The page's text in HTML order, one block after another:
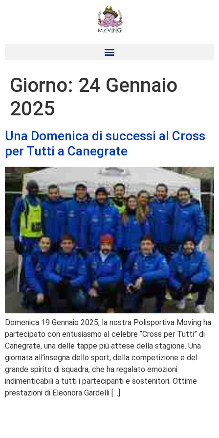
Giorno: 24 Gennaio
2025
Una Domenica di successi al Cross
per Tutti a Canegrate
Domenica 19 Gennaio 2025, la nostra Polisportiva Moving ha
partecipato con entusiasmo al celebre “Cross per Tutti” di
Canegrate, una delle tappe più attese della stagione. Una
giornata all’insegna dello sport, della competizione e del
grande spirito di squadra, che ha regalato emozioni
indimenticabili a tutti i partecipanti e sostenitori. Ottime
prestazioni di Eleonora Gardelli […]